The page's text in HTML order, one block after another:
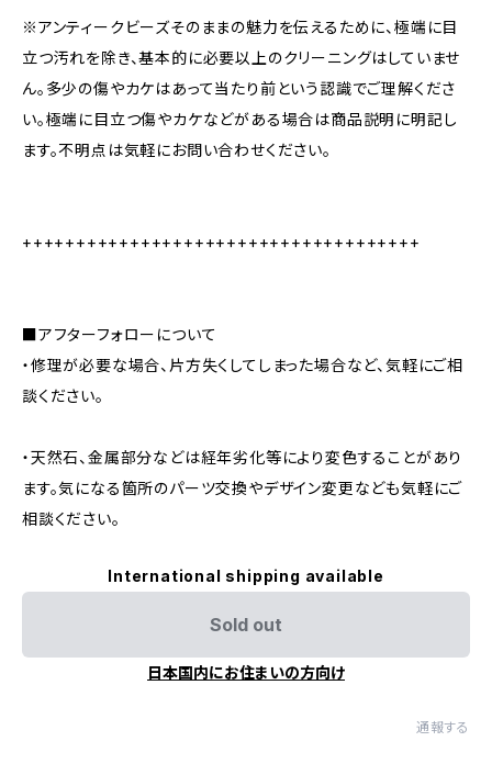
※アンティークビーズそのままの魅力を伝えるために、極端に目
立つ汚れを除き、基本的に必要以上のクリーニングはしていませ
ん。多少の傷やカケはあって当たり前という認識でご理解くださ
い。極端に目立つ傷やカケなどがある場合は商品説明に明記し
ます。不明点は気軽にお問い合わせください。
+++++++++++++++++++++++++++++++++++++
■アフターフォローについて
・修理が必要な場合、片方失くしてしまった場合など、気軽にご相
談ください。
・天然石、金属部分などは経年劣化等により変色することがあり
ます。気になる箇所のパーツ交換やデザイン変更なども気軽にご
相談ください。
International shipping available
Sold out
日本国内にお住まいの方向け
通報する